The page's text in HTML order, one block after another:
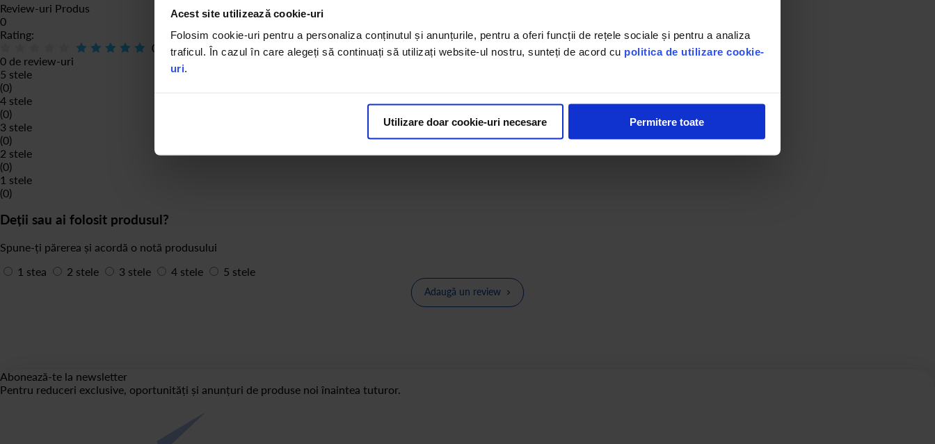
Acest site utilizează cookie-uri
Folosim cookie-uri pentru a personaliza conținutul și anunțurile, pentru a oferi funcții de rețele sociale și pentru a analiza
traficul. În cazul în care alegeți să continuați să utilizați website-ul nostru, sunteți de acord cu politica de utilizare cookie-
uri.
Utilizare doar cookie-uri necesare Permitere toate
Review-uri Produs
0
Rating:
0
% of100
0 de review-uri
5 stele
(0)
4 stele
(0)
3 stele
(0)
2 stele
(0)
1 stele
(0)
Deții sau ai folosit produsul?
Spune-ți părerea și acordă o notă produsului
1 stea
2 stele 3 stele 4 stele 5 stele
Adaugă un review
Abonează-te la newsletter
Pentru reduceri exclusive, oportunități și anunțuri de produse noi înaintea tuturor.